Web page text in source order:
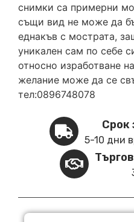
снимки са примерни
същи вид не може да
еднакъв с мострата,
уникален сам по себе
относно изработване
желание може да се
тел:0896748078
Срок
5-10 дни